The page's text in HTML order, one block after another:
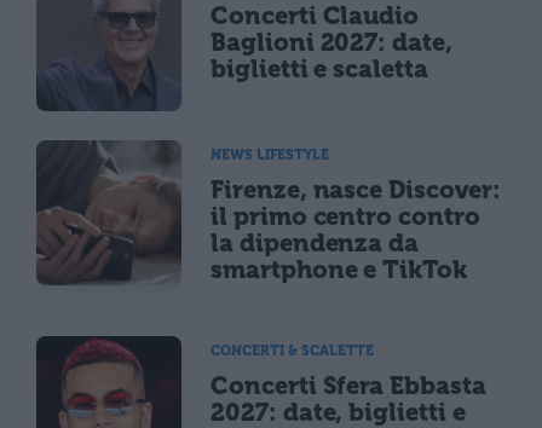
Concerti Claudio
Baglioni 2027: date,
biglietti e scaletta
NEWS LIFESTYLE
Firenze, nasce Discover:
il primo centro contro
la dipendenza da
smartphone e TikTok
CONCERTI & SCALETTE
Concerti Sfera Ebbasta
2027: date, biglietti e